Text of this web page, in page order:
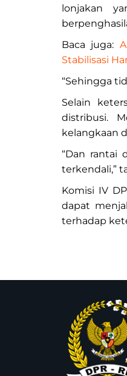
lonjakan
Baca juga:
Stabilisasi
“Sehingga
Selain
distribusi.
kelangkaan
“Dan rantai
terkendali,”
Komisi IV
dapat
terhadap